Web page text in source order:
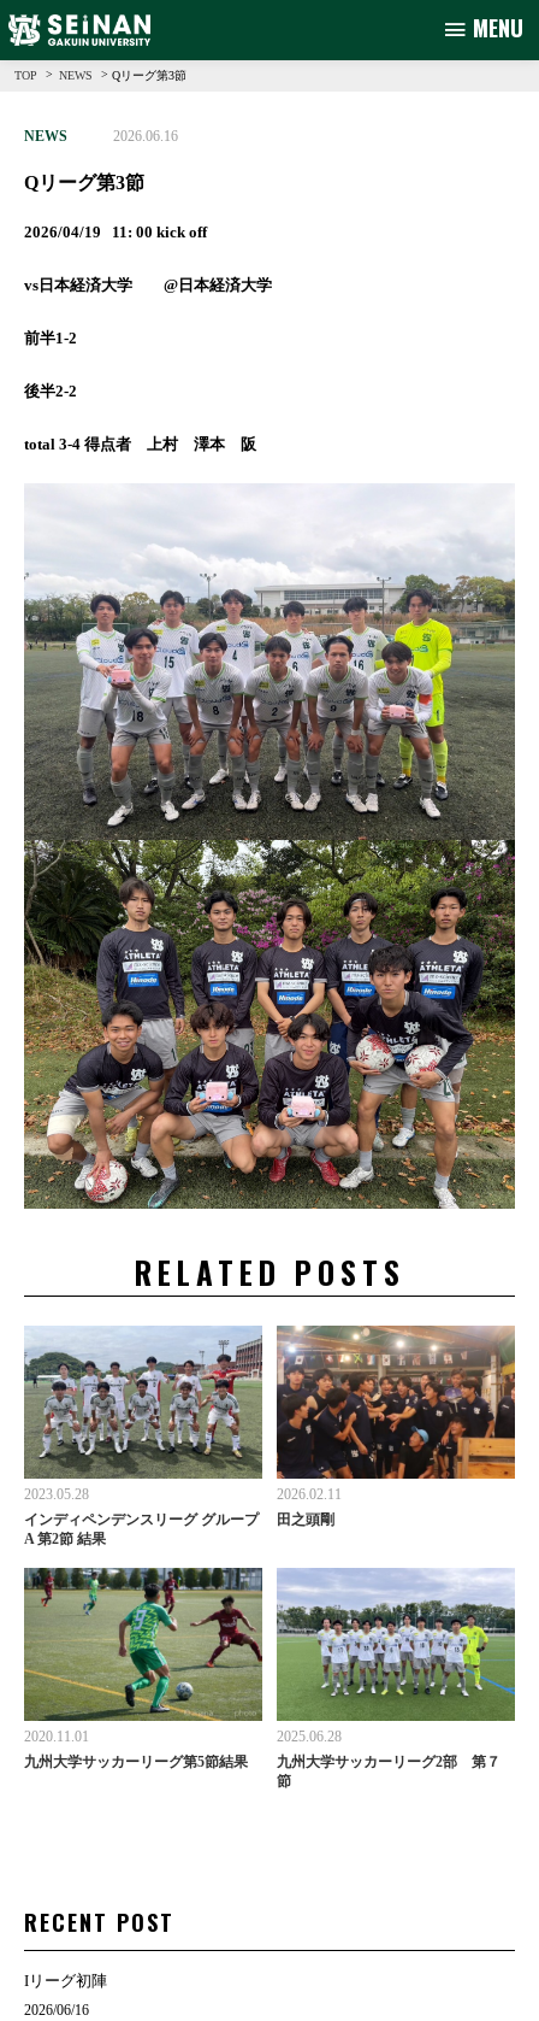
TOP > NEWS > Qリーグ第3節
NEWS 2026.06.16
Qリーグ第3節
2026/04/19 11: 00 kick off
vs日本経済大学 @日本経済大学
前半1-2
後半2-2
total 3-4 得点者 上村 澤本 阪
RELATED POSTS
2023.05.28
インディペンデンスリーグ グループ
A 第2節 結果
2026.02.11
田之頭剛
2020.11.01
九州大学サッカーリーグ第5節結果
2025.06.28
九州大学サッカーリーグ2部 第７
節
RECENT POST
Iリーグ初陣
2026/06/16
MENU